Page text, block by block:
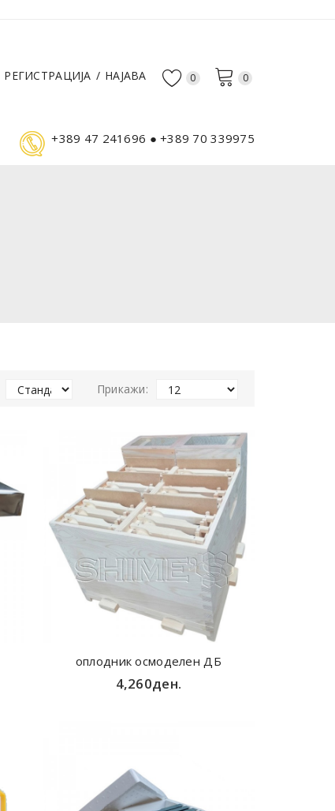
РЕГИСТРАЦИЈА НАЈАВА 0
0
+389 47 241696 ● +389 70 339975
Прикажи:
оплодник осмоделен ДБ
4,260ден.